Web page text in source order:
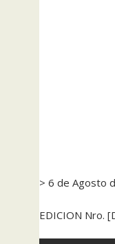
> 6 de Agosto
EDICION Nro.